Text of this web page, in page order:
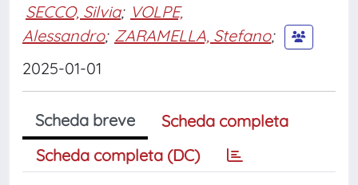
SECCO, Silvia; VOLPE,
Alessandro; ZARAMELLA, Stefano;
2025-01-01
Scheda breve
Scheda completa
Scheda completa (DC)